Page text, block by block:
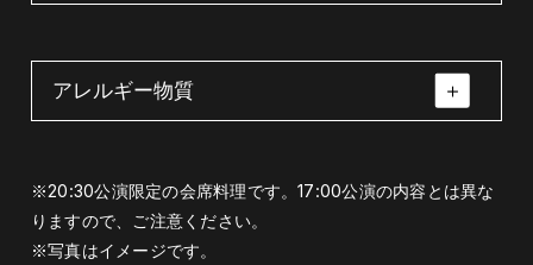
先付（胡麻豆腐・く
葵）
八寸（法蓮草と菊花
ルーツの白和え・粟
先付（胡麻豆腐・くこの実・美味汁・山葵）
八寸（法蓮草と菊花の煮浸し・ドライフルー
アレルギー物質
小麦・牛肉・大豆・ごま
※20:30公演限定の会席料理です。17:00公演の内容とは異な
りますので、ご注意ください。
※写真はイメージです。